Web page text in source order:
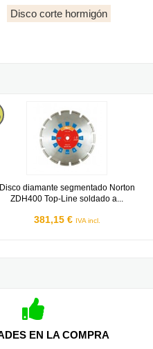
Disco corte hormigón
115Ø Ref.50704-115
Disco diamante segmentado Norton
ZDH400 Top-Line soldado a...
381,15 € IVA incl.
diamante segmentado Norton
EN LA COMPRA